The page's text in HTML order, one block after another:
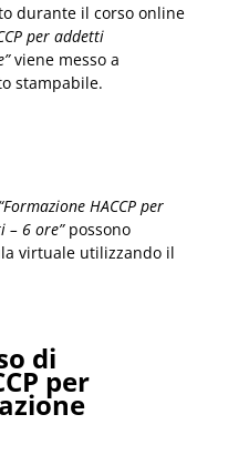
durante il corso online
per addetti
viene messo a
stampabile.
HACCP per
– 6 ore”possono
virtuale utilizzando il
di
per